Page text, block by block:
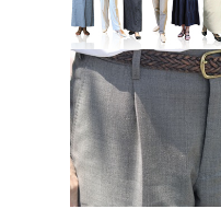
銀座店
アトレ品川店
MEN'S 新宿店
自由が丘MAST
二子玉川店
MEN'S 渋谷マ
アトレ恵比寿店
池袋ショッピン
その他の都道府
札幌アピア店